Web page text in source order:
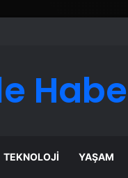
TEKNOLOJI YAŞAM